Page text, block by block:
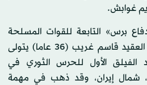
غوابش.
برس» التابعة للقوات المسلحة
الإيرانية، فقد كان العقيد قاسم غريب (36 عاما) يتولى
الأول للحرس الثوري في
شمال إيران، وقد ذهب في مهمة